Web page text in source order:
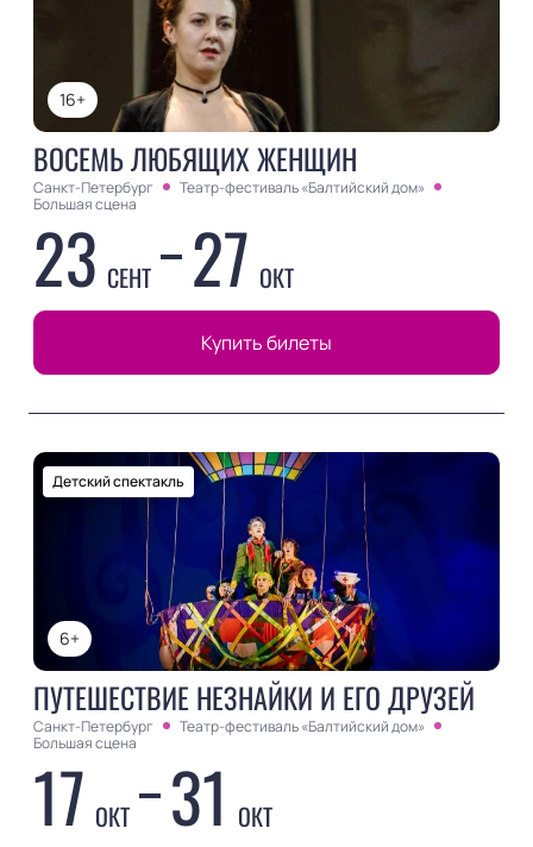
16+
ВОСЕМЬ ЛЮБЯЩИХ ЖЕНЩИН
Санкт-Петербург
Театр-фестиваль «Балтийский дом»
Большая сцена
23 СЕНТ 27 ОКТ
Купить билеты
6+
Детский спектакль
ПУТЕШЕСТВИЕ НЕЗНАЙКИ И ЕГО ДРУЗЕЙ
Санкт-Петербург
Театр-фестиваль «Балтийский дом»
Большая сцена
17 ОКТ 31 ОКТ